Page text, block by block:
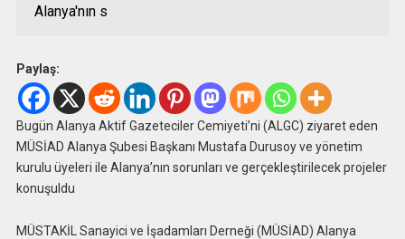
Alanya'nın s
Paylaş:
Bugün Alanya Aktif Gazeteciler Cemiyeti’ni (ALGC) ziyaret eden
MÜSİAD Alanya Şubesi Başkanı Mustafa Durusoy ve yönetim
kurulu üyeleri ile Alanya’nın sorunları ve gerçekleştirilecek projeler
konuşuldu
MÜSTAKİL Sanayici ve İşadamları Derneği (MÜSİAD) Alanya